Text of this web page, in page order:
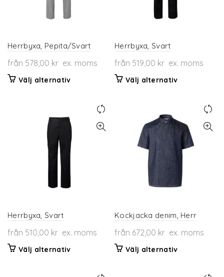
Herrbyxa, Pepita/Svart
från 578,00 kr ex. moms
Välj alternativDen
flera
De
olika
kan
väljas
Herrbyxa, Svart
från 519,00 kr ex. moms
Välj alternativDen
flera
varianter.
De
olika
alternativen
kan
väljas
produktsidan
Herrbyxa, Svart
från 510,00 kr ex. moms
Välj alternativDen
Kockjacka denim, Herr
från 672,00 kr ex. moms
Välj alternativDen